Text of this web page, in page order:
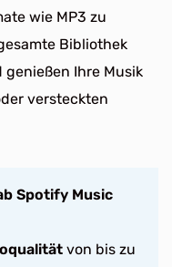
wie MP3 zu
Bibliothek
Ihre Musik
versteckten
Spotify Music
von bis zu